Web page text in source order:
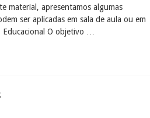
material, apresentamos algumas
ser aplicadas em sala de aula ou em
Educacional O objetivo …